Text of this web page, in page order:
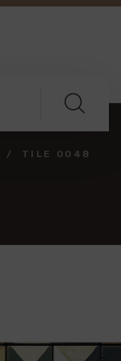
TILE 0048